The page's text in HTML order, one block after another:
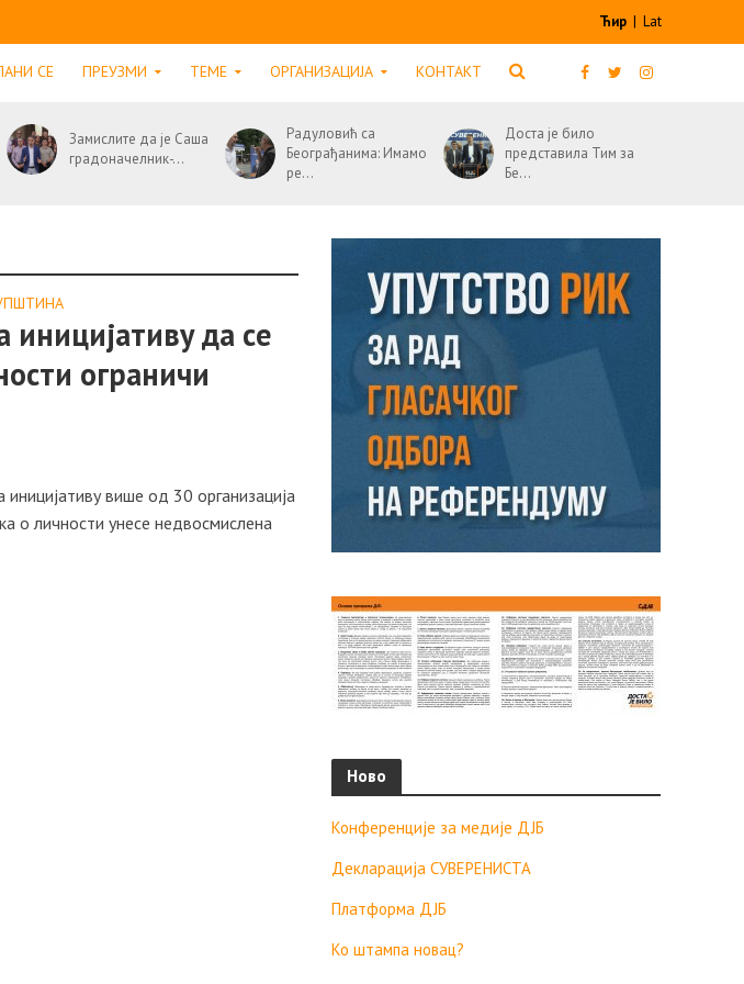
Ћир | Lat
СЕ ПРЕУЗМИ ТЕМЕ ОРГАНИЗАЦИЈА КОНТАКТ
Замислите да је Саша
градоначелник-...
Радуловић са
Београђанима: Имамо
ре...
Доста је било
представила Тим за
Бе...
иницијативу да се
ограничи
више од 30 организација
о личности унесе недвосмислена
Ново
Конференције за медије ДЈБ
Декларација СУВЕРЕНИСТА
Платформа ДЈБ
Ко штампа новац?